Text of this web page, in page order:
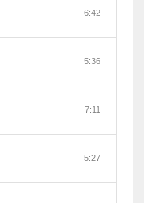
6:42
5:36
7:11
5:27